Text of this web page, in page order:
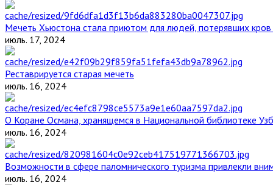
Мечеть Хьюстона стала приютом для людей, потерявших кров
июль. 17, 2024
Реставрируется старая мечеть
июль. 16, 2024
О Коране Османа, хранящемся в Национальной библиотеке
июль. 16, 2024
Возможности в сфере паломнического туризма привлекли
июль. 16, 2024